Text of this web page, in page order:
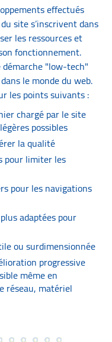
effectués
site s’inscrivent dans
les ressources et
fonctionnement.
démarche "low-tech"
le monde du web.
les points suivants :
chargé par le site
possibles
la qualité
pour limiter les
pour les navigations
adaptées pour
ou surdimensionnée
progressive
même en
réseau, matériel